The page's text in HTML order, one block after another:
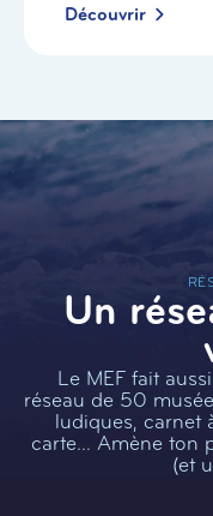
Découvrir
Un
Le MEF fait
réseau de 50
ludiques, carnet
carte… Amène ton
(et